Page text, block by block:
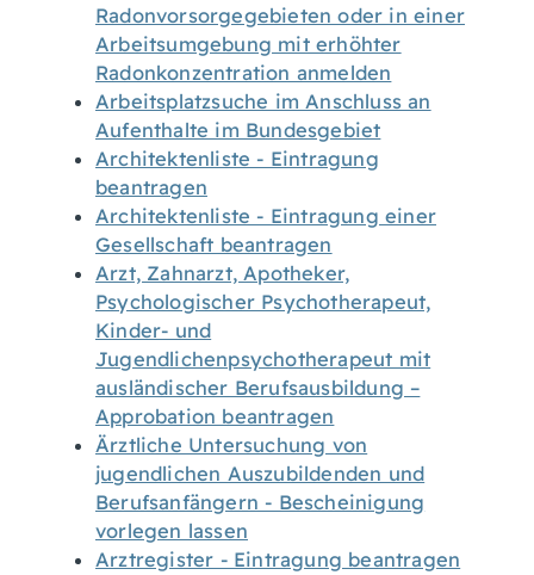
Radonvorsorgegebieten oder in einer
Arbeitsumgebung mit erhöhter
Radonkonzentration anmelden
Arbeitsplatzsuche im Anschluss an
Aufenthalte im Bundesgebiet
Architektenliste - Eintragung
beantragen
Architektenliste - Eintragung einer
Gesellschaft beantragen
Arzt, Zahnarzt, Apotheker,
Psychologischer Psychotherapeut,
Kinder- und
Jugendlichenpsychotherapeut mit
ausländischer Berufsausbildung –
Approbation beantragen
Ärztliche Untersuchung von
jugendlichen Auszubildenden und
Berufsanfängern - Bescheinigung
vorlegen lassen
Arztregister - Eintragung beantragen